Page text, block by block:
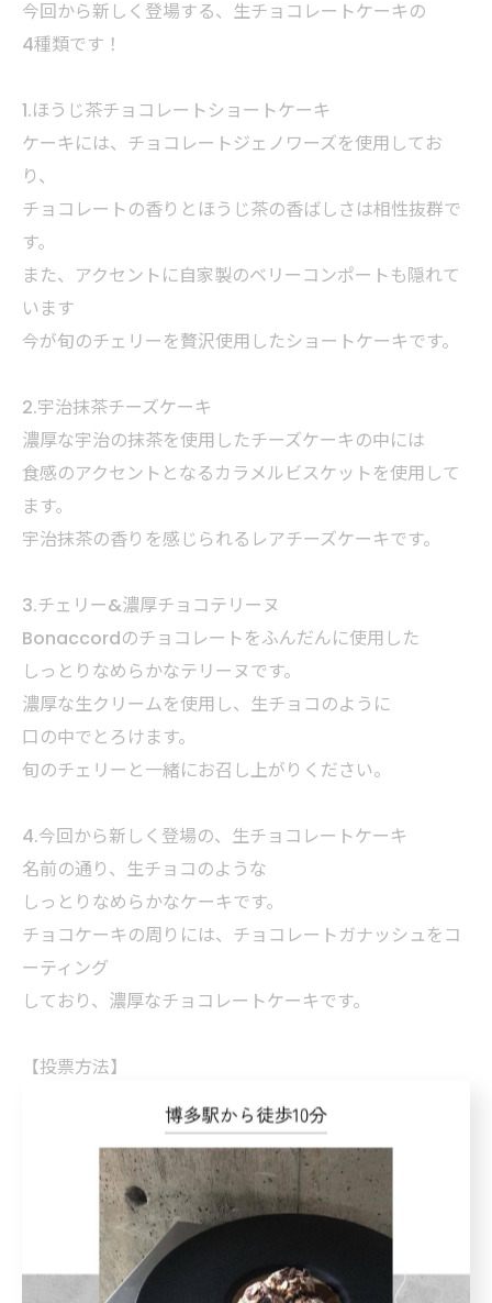
今回から新しく登場する、生チョコレートケーキの
4種類です！
1.ほうじ茶チョコレートショートケーキ
ケーキには、チョコレートジェノワーズを使用してお
り、
チョコレートの香りとほうじ茶の香ばしさは相性抜群で
す。
また、アクセントに自家製のベリーコンポートも隠れて
います
今が旬のチェリーを贅沢使用したショートケーキです。
2.宇治抹茶チーズケーキ
濃厚な宇治の抹茶を使用したチーズケーキの中には
食感のアクセントとなるカラメルビスケットを使用して
ます。
宇治抹茶の香りを感じられるレアチーズケーキです。
3.チェリー&濃厚チョコテリーヌ
Bonaccordのチョコレートをふんだんに使用した
しっとりなめらかなテリーヌです。
濃厚な生クリームを使用し、生チョコのように
口の中でとろけます。
旬のチェリーと一緒にお召し上がりください。
4.今回から新しく登場の、生チョコレートケーキ
名前の通り、生チョコのような
しっとりなめらかなケーキです。
チョコケーキの周りには、チョコレートガナッシュをコ
ーティング
しており、濃厚なチョコレートケーキです。
【投票方法】
①この投稿の、コメント・コメント欄メニュー名のいい
②毎朝ストーリーでの投票
上記の2種類が投票方法となります。